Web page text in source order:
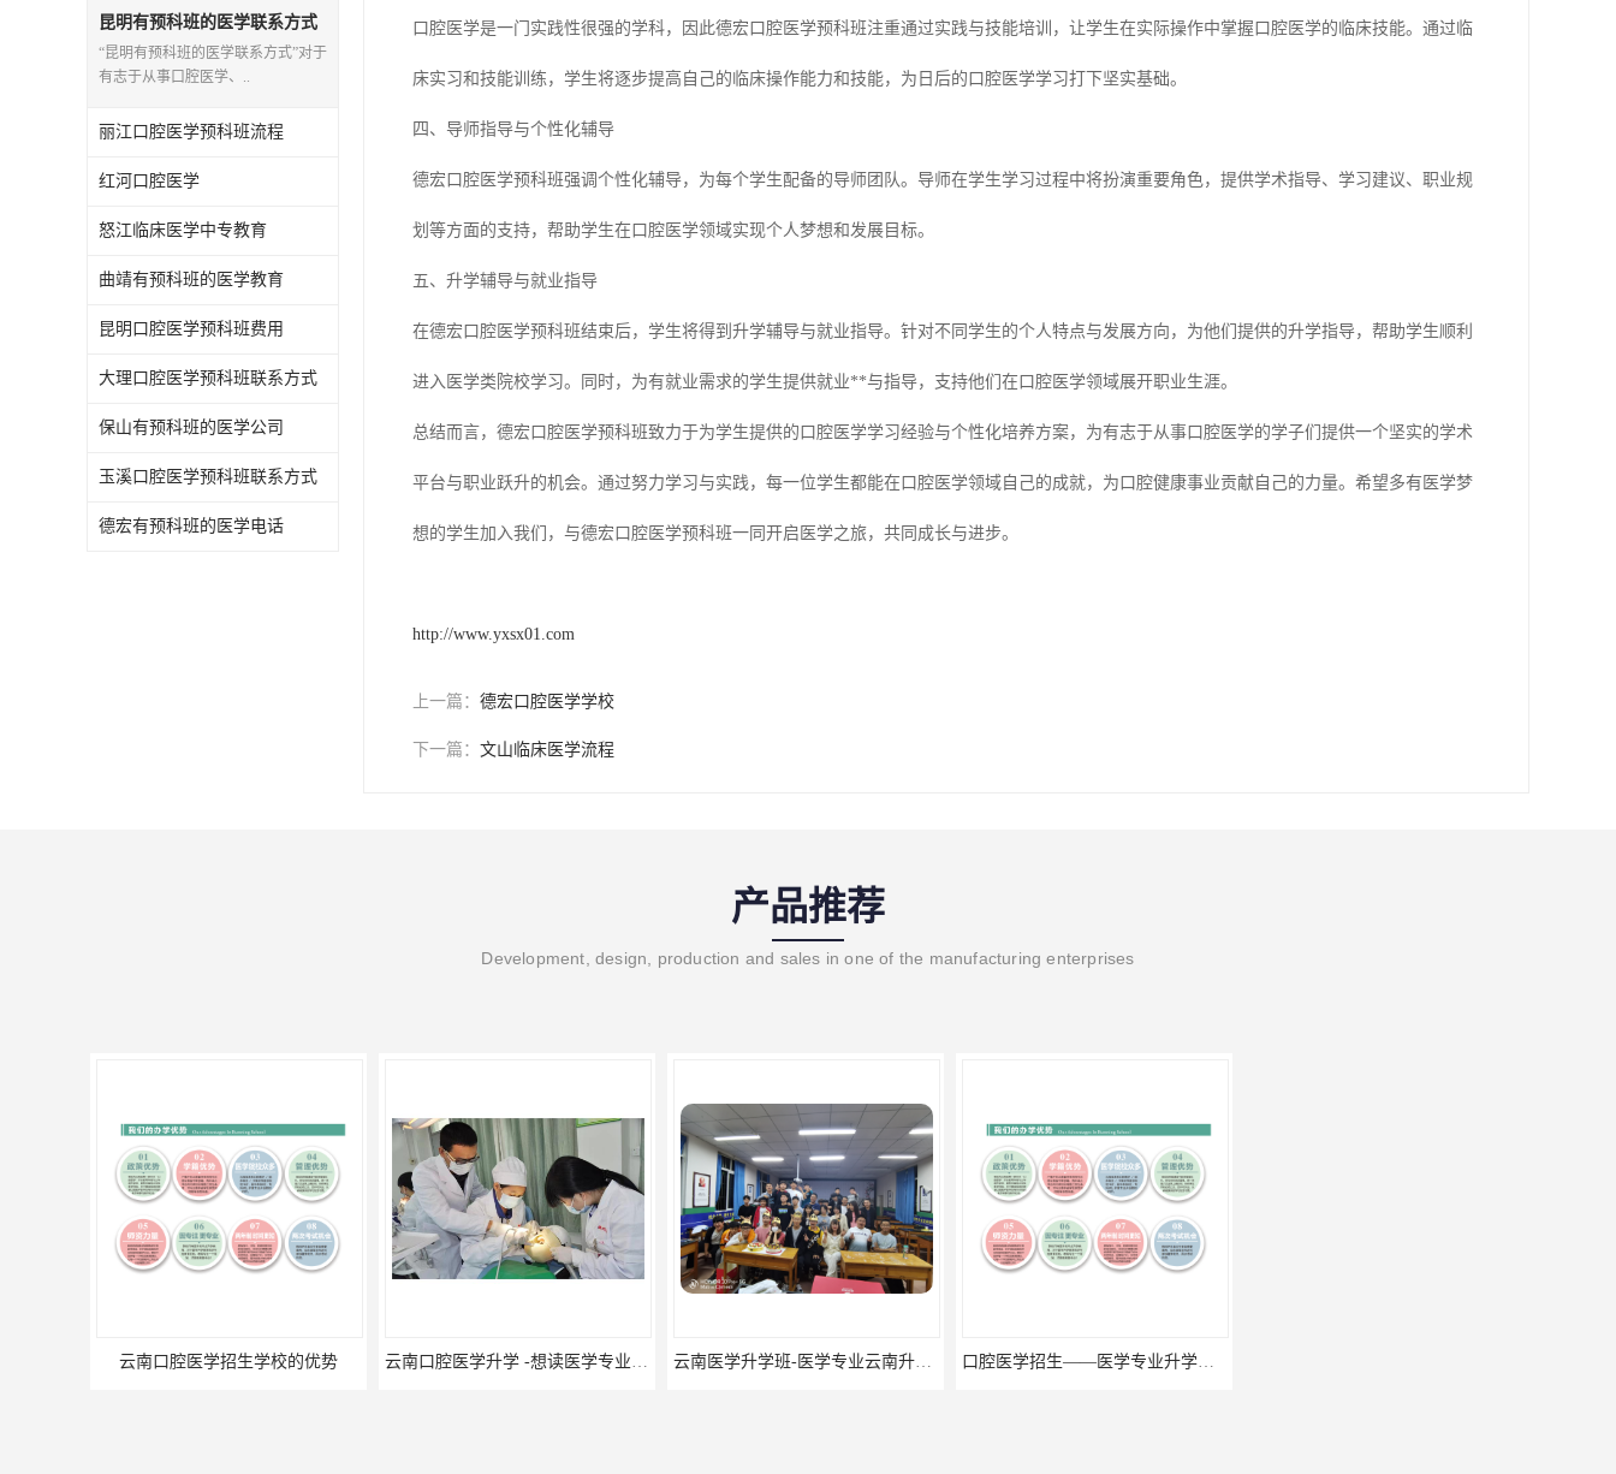
昆明有预科班的医学联系方式
“昆明有预科班的医学联系方式”对于
有志于从事口腔医学、..
丽江口腔医学预科班流程
红河口腔医学
怒江临床医学中专教育
曲靖有预科班的医学教育
昆明口腔医学预科班费用
大理口腔医学预科班联系方式
保山有预科班的医学公司
玉溪口腔医学预科班联系方式
德宏有预科班的医学电话
口腔医学是一门实践性很强的学科，因此德宏口腔医学预科班注重通过实践与技能培训，让学生在实际操作中掌握口腔医学的临床技能。通过临
床实习和技能训练，学生将逐步提高自己的临床操作能力和技能，为日后的口腔医学学习打下坚实基础。
四、导师指导与个性化辅导
德宏口腔医学预科班强调个性化辅导，为每个学生配备的导师团队。导师在学生学习过程中将扮演重要角色，提供学术指导、学习建议、职业规
划等方面的支持，帮助学生在口腔医学领域实现个人梦想和发展目标。
五、升学辅导与就业指导
在德宏口腔医学预科班结束后，学生将得到升学辅导与就业指导。针对不同学生的个人特点与发展方向，为他们提供的升学指导，帮助学生顺利
进入医学类院校学习。同时，为有就业需求的学生提供就业**与指导，支持他们在口腔医学领域展开职业生涯。
总结而言，德宏口腔医学预科班致力于为学生提供的口腔医学学习经验与个性化培养方案，为有志于从事口腔医学的学子们提供一个坚实的学术
平台与职业跃升的机会。通过努力学习与实践，每一位学生都能在口腔医学领域自己的成就，为口腔健康事业贡献自己的力量。希望多有医学梦
想的学生加入我们，与德宏口腔医学预科班一同开启医学之旅，共同成长与进步。
http://www.yxsx01.com
上一篇： 德宏口腔医学学校
下一篇： 文山临床医学流程
产品推荐
Development, design, production and sales in one of the manufacturing enterprises
云南口腔医学招生学校的优势 云南口腔医学升学 -想读医学专业的你是否有太多的困惑? 云南医学升学班-医学专业云南升学优势 口腔医学招生——医学专业升学现状